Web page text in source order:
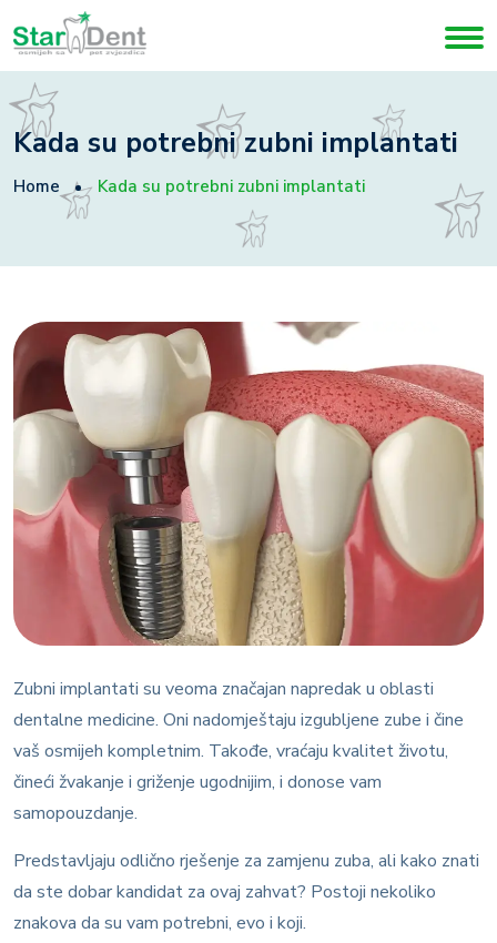
Kada su potrebni zubni implantati
Home Kada su potrebni zubni implantati
Zubni implantati su veoma značajan napredak u oblasti
dentalne medicine. Oni nadomještaju izgubljene zube i čine
vaš osmijeh kompletnim. Takođe, vraćaju kvalitet životu,
čineći žvakanje i griženje ugodnijim, i donose vam
samopouzdanje.
Predstavljaju odlično rješenje za zamjenu zuba, ali kako znati
da ste dobar kandidat za ovaj zahvat? Postoji nekoliko
znakova da su vam potrebni, evo i koji.